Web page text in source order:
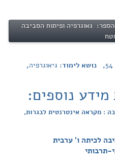
גאוגרפיה ופיתוח הסביבה
54, נושא לימוד: גיאוגרפיה,
נוספים:
: מקראה אינטרנטית לבגרות,
לכיתה ו' ערבית
תרבותי